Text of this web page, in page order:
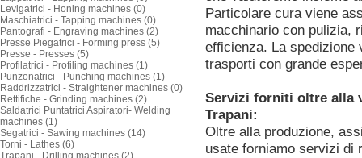
Levigatrici - Honing machines (0)
Maschiatrici - Tapping machines (0)
Pantografi - Engraving machines (2)
Presse Piegatrici - Forming press (5)
Presse - Presses (5)
Profilatrici - Profiling machines (1)
Punzonatrici - Punching machines (1)
Raddrizzatrici - Straightener machines (0)
Rettifiche - Grinding machines (2)
Saldatrici Puntatrici Aspiratori- Welding
machines (1)
Segatrici - Sawing machines (14)
Torni - Lathes (6)
Trapani - Drilling machines (2)
Particolare cura viene
macchinario con pulizia,
efficienza. La spedizione
trasporti con grande
Servizi forniti oltre alla
Trapani:
Oltre alla produzione,
usate forniamo servizi di